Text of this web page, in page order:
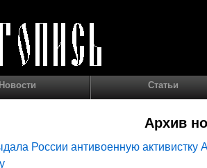
Новости Статьи
Архив
России антивоенную активистку